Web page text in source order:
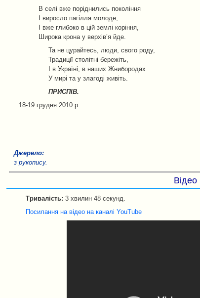
В селі вже поріднились покоління
І виросло пагілля молоде,
І вже глибоко в цій землі коріння,
Широка крона у верхів’я йде.
Та не цурайтесь, люди, свого роду,
Традиції столітні бережіть,
І в Україні, в наших Жнибородах
У мирі та у злагоді живіть.
ПРИСПІВ.
18-19 грудня 2010 р.
Джерело:
з рукопису.
Відео
Тривалість: 3 хвилин 48 секунд.
Посилання на відео на каналі YouTube